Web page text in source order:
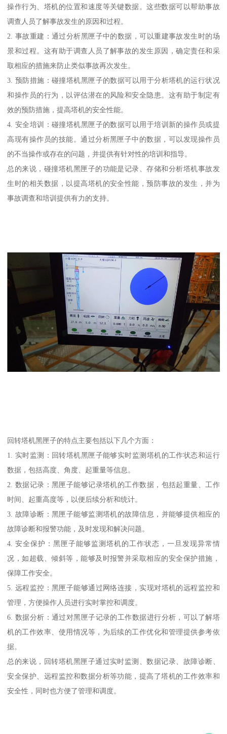
操作行为、塔机的位置和速度等关键数据。这些数据可以帮助事故
调查人员了解事故发生的原因和过程。
2. 事故重建：通过分析黑匣子中的数据，可以重建事故发生时的场
景和过程。这有助于调查人员了解事故的发生原因，确定责任和采
取相应的措施来防止类似事故再次发生。
3. 预防措施：碰撞塔机黑匣子的数据可以用于分析塔机的运行状况
和操作员的行为，以评估潜在的风险和安全隐患。这有助于制定有
效的预防措施，提高塔机的安全性能。
4. 安全培训：碰撞塔机黑匣子的数据可以用于培训新的操作员或提
高现有操作员的技能。通过分析黑匣子中的数据，可以发现操作员
的不当操作或存在的问题，并提供有针对性的培训和指导。
总的来说，碰撞塔机黑匣子的功能是记录、存储和分析塔机事故发
生时的相关数据，以提高塔机的安全性能，预防事故的发生，并为
事故调查和培训提供有力的支持。
回转塔机黑匣子的特点主要包括以下几个方面：
1. 实时监测：回转塔机黑匣子能够实时监测塔机的工作状态和运行
数据，包括高度、角度、起重量等信息。
2. 数据记录：黑匣子能够记录塔机的工作数据，包括起重量、工作
时间、起重高度等，以便后续分析和统计。
3. 故障诊断：黑匣子能够监测塔机的故障信息，并能够提供相应的
故障诊断和报警功能，及时发现和解决问题。
4. 安全保护：黑匣子能够监测塔机的工作状态，一旦发现异常情
况，如超载、倾斜等，能够及时报警并采取相应的安全保护措施，
保障工作安全。
5. 远程监控：黑匣子能够通过网络连接，实现对塔机的远程监控和
管理，方便操作人员进行实时掌控和调度。
6. 数据分析：通过对黑匣子记录的工作数据进行分析，可以了解塔
机的工作效率、使用情况等，为后续的工作优化和管理提供参考依
据。
总的来说，回转塔机黑匣子通过实时监测、数据记录、故障诊断、
安全保护、远程监控和数据分析等功能，提高了塔机的工作效率和
安全性，同时也方便了管理和调度。